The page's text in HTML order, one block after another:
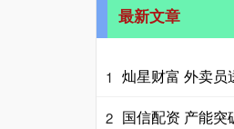
最新文章
1 灿星财富 外卖员
2 国信配资 产能